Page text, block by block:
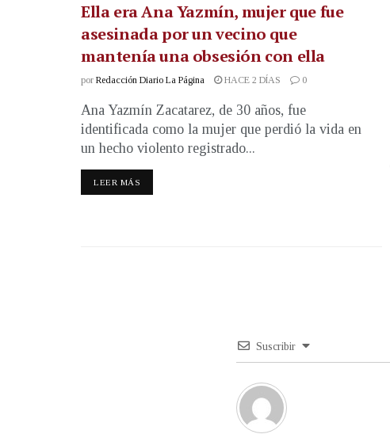
Ella era Ana Yazmín, mujer que fue
asesinada por un vecino que
mantenía una obsesión con ella
por Redacción Diario La Página HACE 2 DÍAS 0
Ana Yazmín Zacatarez, de 30 años, fue
identificada como la mujer que perdió la vida en
un hecho violento registrado...
LEER MÁS
Suscribir